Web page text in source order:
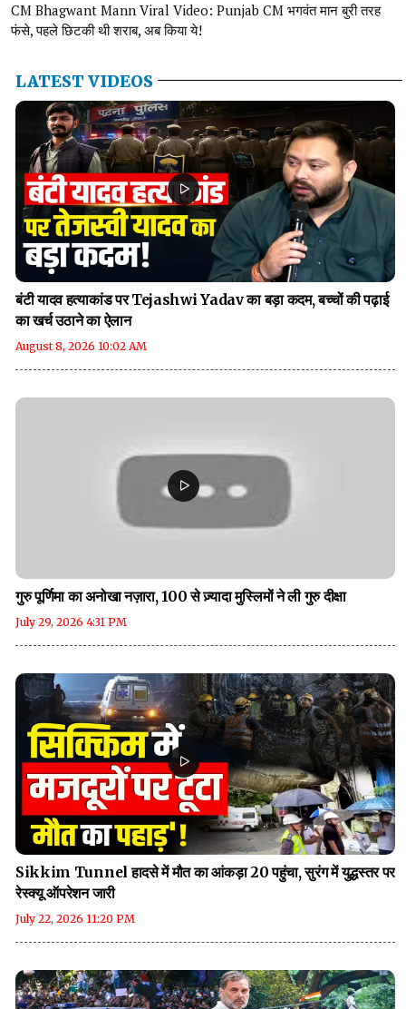
CM Bhagwant Mann Viral Video: Punjab CM भगवंत मान बुरी तरह
फंसे, पहले छिटकी थी शराब, अब किया ये!
LATEST VIDEOS
बंटी यादव हत्याकांड पर Tejashwi Yadav का बड़ा कदम, बच्चों की पढ़ाई
का खर्च उठाने का ऐलान
August 8, 2026 10:02 AM
गुरु पूर्णिमा का अनोखा नज़ारा, 100 से ज़्यादा मुस्लिमों ने ली गुरु दीक्षा
July 29, 2026 4:31 PM
Sikkim Tunnel हादसे में मौत का आंकड़ा 20 पहुंचा, सुरंग में युद्धस्तर पर
रेस्क्यू ऑपरेशन जारी
July 22, 2026 11:20 PM